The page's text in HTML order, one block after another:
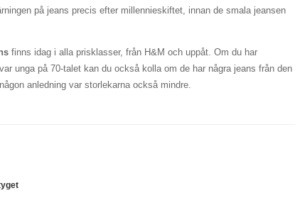
på jeans precis efter millennieskiftet, innan de smala jeansen
finns idag i alla prisklasser, från H&M och uppåt. Om du har
unga på 70-talet kan du också kolla om de har några jeans från den
anledning var storlekarna också mindre.